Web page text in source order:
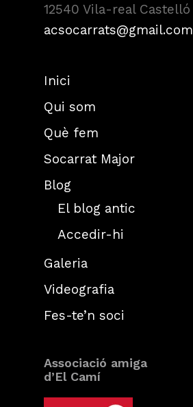
12540 Vila-real Castelló
acsocarrats@gmail.com
Inici
Qui som
Què fem
Socarrat Major
Blog
El blog antic
Accedir-hi
Galeria
Videografia
Fes-te’n soci
Associació amiga
d’El Camí